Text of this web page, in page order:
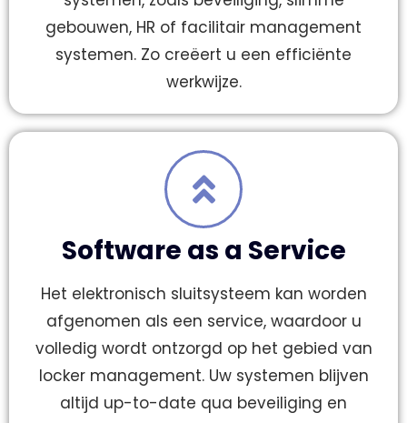
gebouwen, HR of facilitair management
systemen. Zo creëert u een efficiënte
werkwijze.
Software as a Service
Het elektronisch sluitsysteem kan worden
afgenomen als een service, waardoor u
volledig wordt ontzorgd op het gebied van
locker management. Uw systemen blijven
altijd up-to-date qua beveiliging en